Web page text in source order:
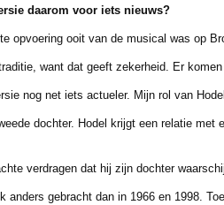
daarom voor iets nieuws?
ooit van de musical was op
want dat geeft zekerheid. Er komen
nog net iets actueler. Mijn rol van Hodel
dochter. Hodel krijgt een relatie met
verdragen dat hij zijn dochter
gebracht dan in 1966 en 1998.